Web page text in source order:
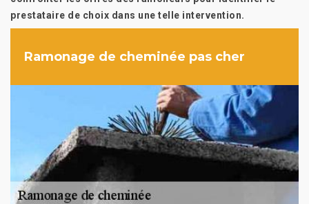
prestataire de choix dans une telle intervention.
Ramonage de cheminée pas cher